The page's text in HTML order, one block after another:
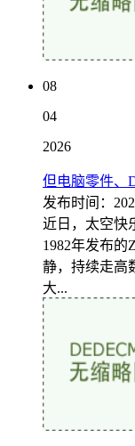
08
04
2026
但电脑零件、
发布时间：
近日，太空快
1982年发布的
静，持续走高
大...